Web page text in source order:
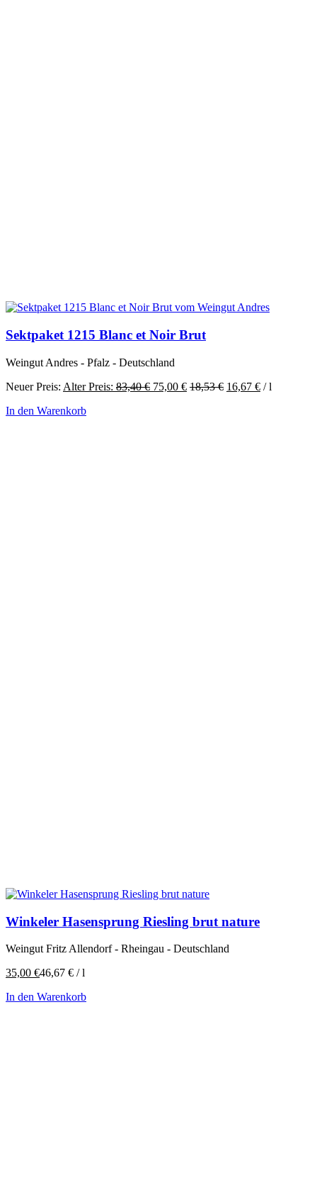
Sektpaket 1215 Blanc et Noir Brut
Weingut Andres - Pfalz - Deutschland
Neuer Preis: Alter Preis: 83,40€ Ursprünglicher
75,00 €Aktueller
18,53€ 16,67 € /l
In den Warenkorb
Winkeler Hasensprung Riesling brut nature
Weingut Fritz Allendorf - Rheingau - Deutschland
35,00 €46,67 € /l
In den Warenkorb